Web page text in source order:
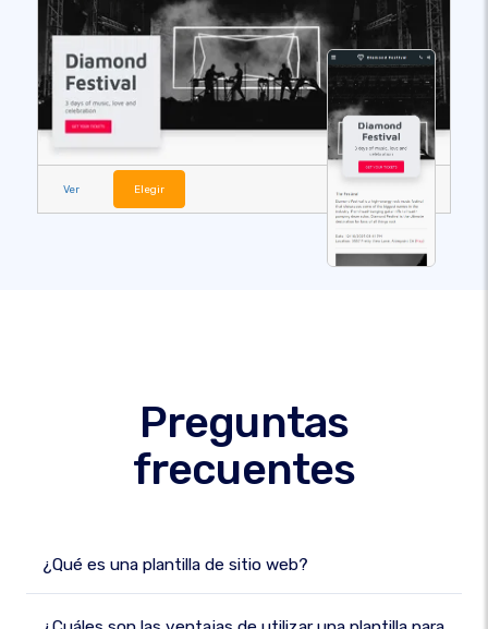
Ver Elegir
Preguntas
frecuentes
¿Qué es una plantilla de sitio web?